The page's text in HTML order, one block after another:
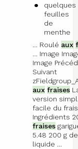
quelques
feuilles
de
menthe
… Roulé aux
… Image
Image
Suivant
aux fraises
version
facile du
Ingrédients
fraises
5.48 200 g
liquide …